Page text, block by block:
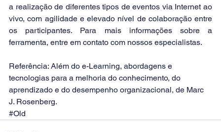
a realização de diferentes tipos de eventos via Internet ao
vivo, com agilidade e elevado nível de colaboração entre
os participantes. Para mais informações sobre a
ferramenta, entre em contato com nossos especialistas.
Referência: Além do e-Learning, abordagens e
tecnologias para a melhoria do conhecimento, do
aprendizado e do desempenho organizacional, de Marc
J. Rosenberg.
#Old